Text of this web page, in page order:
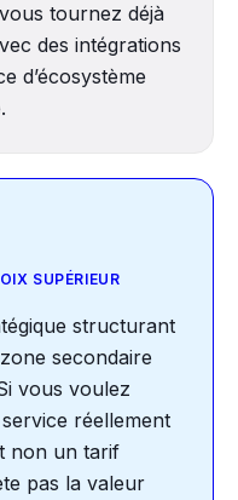
tournez déjà
des intégrations
d’écosystème
SUPÉRIEUR
structurant
secondaire
vous voulez
réellement
non un tarif
pas la valeur